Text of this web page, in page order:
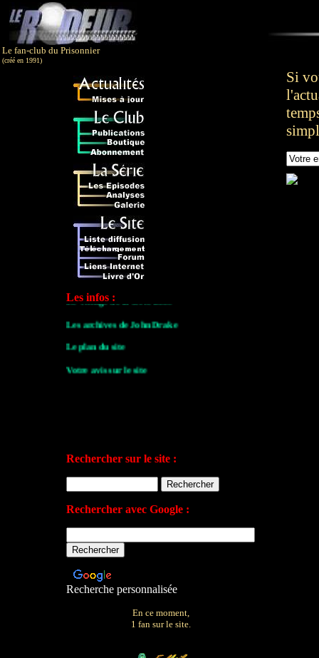
Le fan-club du Prisonnier
(créé en 1991)
Les infos :
Nouvelle édition du livre "Le Prisonnier, une
énigme télévisuelle"
Nouvelle rubrique Actualités
Le Village de la série 2009
Les archives de John Drake
Le plan du site
Votre avis sur le site
Rechercher sur le site :
Rechercher avec Google :
Recherche personnalisée
En ce moment,
1 fan sur le site.
Si